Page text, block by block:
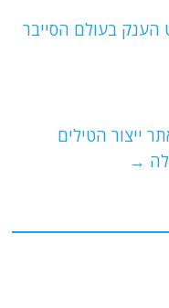
הענק בעולם הסייבר
ייצור הטילים
→